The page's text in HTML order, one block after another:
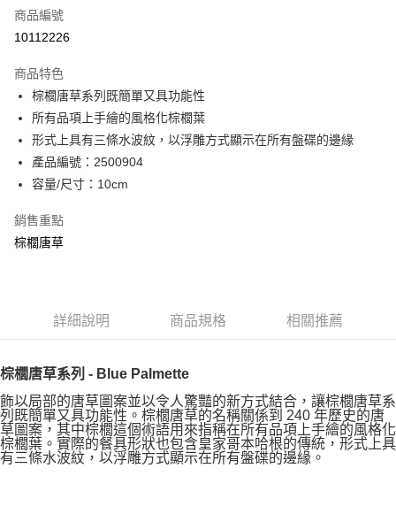
商品編號
10112226
商品特色
棕櫚唐草系列既簡單又具功能性
所有品項上手繪的風格化棕櫚葉
形式上具有三條水波紋，以浮雕方式顯示在所有盤碟的邊緣
產品編號：2500904
容量/尺寸：10cm
銷售重點
棕櫚唐草
詳細說明 商品規格 相關推薦
棕櫚唐草系列 - Blue Palmette
飾以局部的唐草圖案並以令人驚豔的新方式結合，讓棕櫚唐草系
列既簡單又具功能性。棕櫚唐草的名稱關係到 240 年歷史的唐
草圖案，其中棕櫚這個術語用來指稱在所有品項上手繪的風格化
棕櫚葉。實際的餐具形狀也包含皇家哥本哈根的傳統，形式上具
有三條水波紋，以浮雕方式顯示在所有盤碟的邊緣。